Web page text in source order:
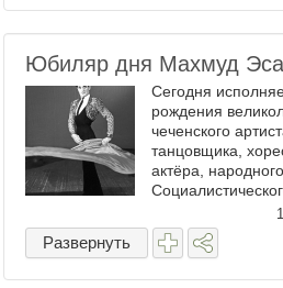
Юбиляр дня Махмуд
Сегодня
рождения
чеченского
танцовщика,
актёра,
Алисултановича
не танцует
Развернуть